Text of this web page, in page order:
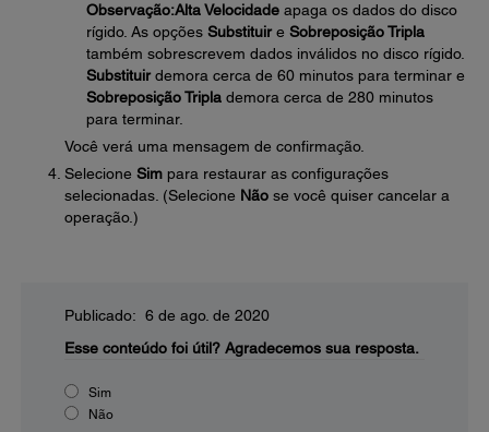
Observação:Alta Velocidade apaga os dados do disco
rígido. As opções Substituire Sobreposição Tripla
também sobrescrevem dados inválidos no disco rígido.
Substituirdemora cerca de 60 minutos para terminar e
Sobreposição Tripla demora cerca de 280 minutos
para terminar.
Você verá uma mensagem de confirmação.
Selecione Sim para restaurar as configurações
selecionadas. (Selecione Não se você quiser cancelar a
operação.)
Publicado: 6 de ago. de 2020
Esse conteúdo foi útil? Agradecemos sua resposta.
Sim
Não